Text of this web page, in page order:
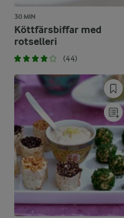
30 MIN
Köttfärsbiffar med
rotselleri
(44)